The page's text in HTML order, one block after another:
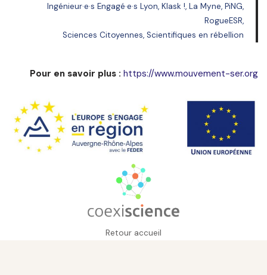
Ingénieur·e·s Engagé·e·s Lyon, Klask !, La Myne, PiNG,
RogueESR,
Sciences Citoyennes, Scientifiques en rébellion
Pour en savoir plus : https://www.mouvement-ser.org
Retour accueil